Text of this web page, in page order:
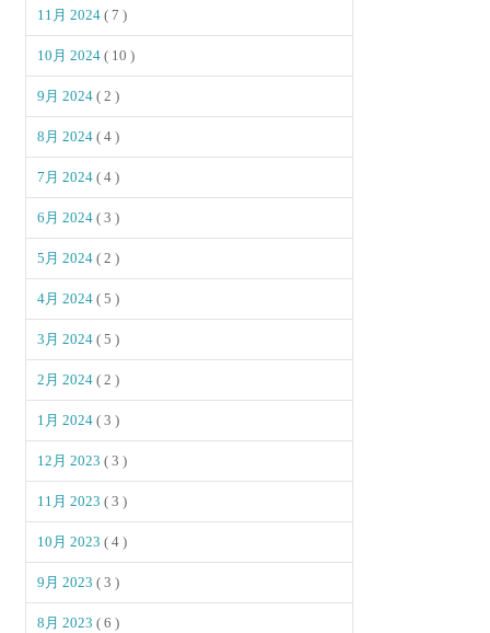
11月 2024( 7 )
10月 2024( 10 )
9月 2024( 2 )
8月 2024( 4 )
7月 2024( 4 )
6月 2024( 3 )
5月 2024( 2 )
4月 2024( 5 )
3月 2024( 5 )
2月 2024( 2 )
1月 2024( 3 )
12月 2023( 3 )
11月 2023( 3 )
10月 2023( 4 )
9月 2023( 3 )
8月 2023( 6 )